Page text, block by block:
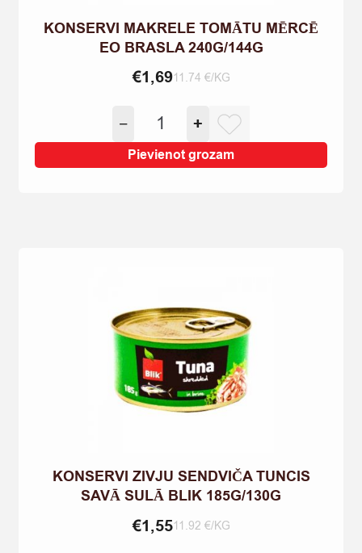
KONSERVI MAKRELE TOMĀTU MĒRCĒ
EO BRASLA 240G/144G
€1,6911.74 €/KG
−
KONSERVI
MAKRELE
TOMĀTU
MĒRCĒ
+
Pievienot grozam
KONSERVI ZIVJU SENDVIČA TUNCIS
SAVĀ SULĀ BLIK 185G/130G
€1,5511.92 €/KG